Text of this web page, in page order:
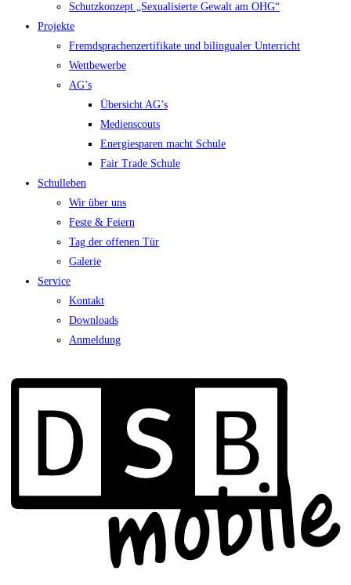
Schutzkonzept „Sexualisierte Gewalt am OHG“
Projekte
Fremdsprachenzertifikate und bilingualer Unterricht
Wettbewerbe
AG’s
Übersicht AG’s
Medienscouts
Energiesparen macht Schule
Fair Trade Schule
Schulleben
Wir über uns
Feste & Feiern
Tag der offenen Tür
Galerie
Service
Kontakt
Downloads
Anmeldung